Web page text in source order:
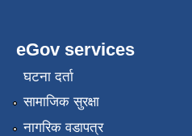
eGov services
घटना दर्ता
सामाजिक सुरक्षा
नागरिक वडापत्र